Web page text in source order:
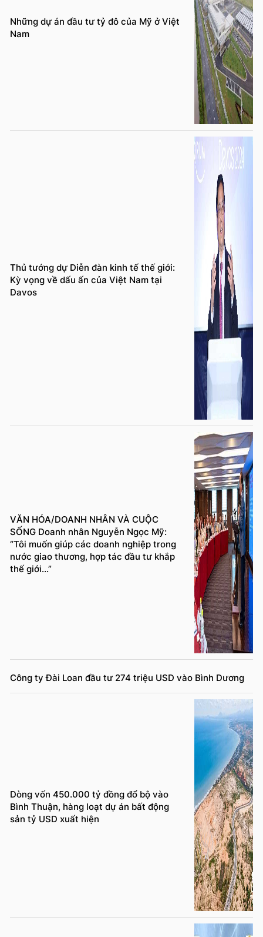
Những dự án đầu tư tỷ đô của Mỹ ở Việt
Nam
Thủ tướng dự Diễn đàn kinh tế thế giới:
Kỳ vọng về dấu ấn của Việt Nam tại
Davos
VĂN HÓA/DOANH NHÂN VÀ CUỘC
SỐNG Doanh nhân Nguyễn Ngọc Mỹ:
“Tôi muốn giúp các doanh nghiệp trong
nước giao thương, hợp tác đầu tư khắp
thế giới...”
Công ty Đài Loan đầu tư 274 triệu USD vào Bình Dương
Dòng vốn 450.000 tỷ đồng đổ bộ vào
Bình Thuận, hàng loạt dự án bất động
sản tỷ USD xuất hiện